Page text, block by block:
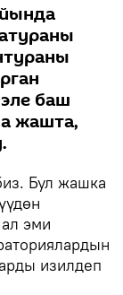
баш
жашта,
Бул жашка
эми
изилдеп